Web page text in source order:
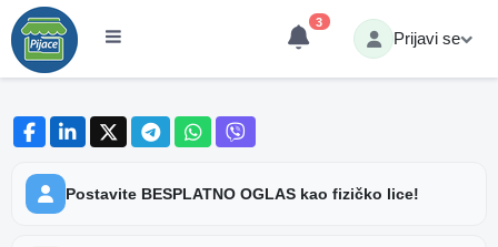
3
Prijavi se
Postavite BESPLATNO OGLAS kao fizičko lice!